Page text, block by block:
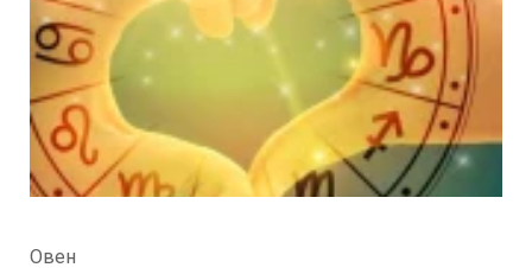
Овен